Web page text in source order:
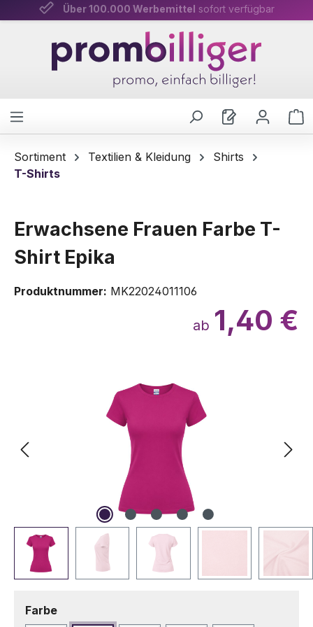
Zum Hauptinhalt springen
Über 100.000 Werbemittel sofort verfügbar
Persönliche Beratung& schnelle Lieferung
Sortiment Textilien & Kleidung
Shirts
T-Shirts
Erwachsene Frauen Farbe T-
Shirt Epika
Produktnummer: MK22024011106
ab 1,40 €
Farbeauswählen